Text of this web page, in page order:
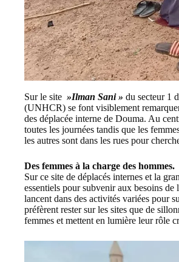
Sur le site »Ilman Sani » du secteur 1
(UNHCR) se font visiblement
des déplacée interne de Douma. Au
toutes les journées tandis que les
les autres sont dans les rues pour
Des femmes à la charge des hommes.
Sur ce site de déplacés internes et la
essentiels pour subvenir aux besoins
lancent dans des activités variées pour
préfèrent rester sur les sites que de
femmes et mettent en lumière leur rôle